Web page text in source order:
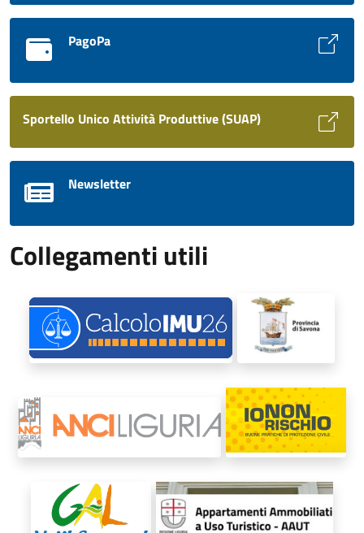
PagoPa
Sportello Unico Attività Produttive (SUAP)
Newsletter
Collegamenti utili